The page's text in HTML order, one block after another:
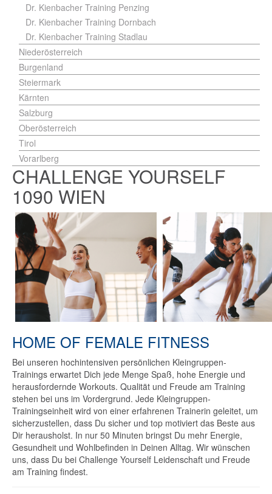
Dr. Kienbacher Training Penzing
Dr. Kienbacher Training Dornbach
Dr. Kienbacher Training Stadlau
Niederösterreich
Burgenland
Steiermark
Kärnten
Salzburg
Oberösterreich
Tirol
Vorarlberg
CHALLENGE YOURSELF
1090 WIEN
HOME OF FEMALE FITNESS
Bei unseren hochintensiven persönlichen Kleingruppen-
Trainings erwartet Dich jede Menge Spaß, hohe Energie und
herausfordernde Workouts. Qualität und Freude am Training
stehen bei uns im Vordergrund. Jede Kleingruppen-
Trainingseinheit wird von einer erfahrenen Trainerin geleitet, um
sicherzustellen, dass Du sicher und top motiviert das Beste aus
Dir herausholst. In nur 50 Minuten bringst Du mehr Energie,
Gesundheit und Wohlbefinden in Deinen Alltag. Wir wünschen
uns, dass Du bei Challenge Yourself Leidenschaft und Freude
am Training findest.